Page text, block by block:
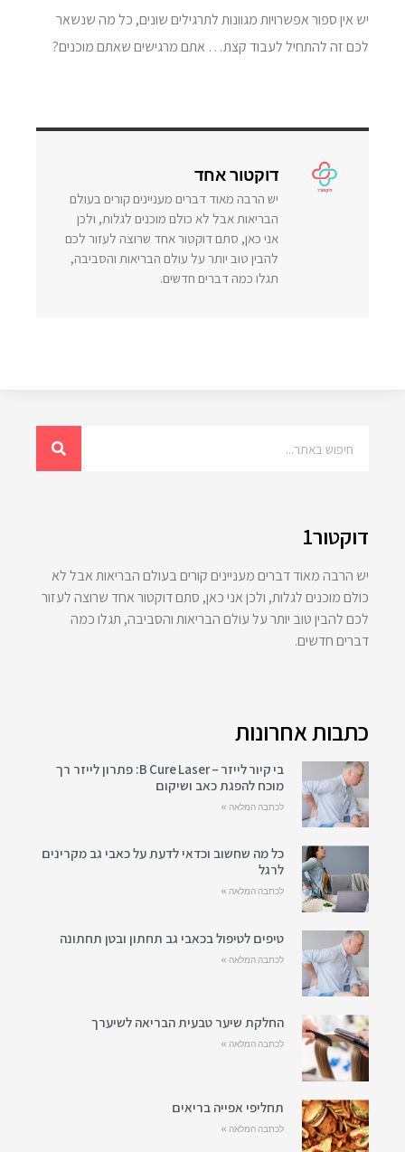
יש אין ספור אפשרויות מגוונות לתרגילים שונים, כל מה שנשאר
לכם זה להתחיל לעבוד קצת… אתם מרגישים שאתם מוכנים?
דוקטור אחד
יש הרבה מאוד דברים מעניינים קורים בעולם
הבריאות אבל לא כולם מוכנים לגלות, ולכן
אני כאן, סתם דוקטור אחד שרוצה לעזור לכם
להבין טוב יותר על עולם הבריאות והסביבה,
תגלו כמה דברים חדשים.
דוקטור1
יש הרבה מאוד דברים מעניינים קורים בעולם הבריאות אבל לא
כולם מוכנים לגלות, ולכן אני כאן, סתם דוקטור אחד שרוצה לעזור
לכם להבין טוב יותר על עולם הבריאות והסביבה, תגלו כמה
דברים חדשים.
כתבות אחרונות
בי קיור לייזר – B Cure Laser: פתרון לייזר רך
מוכח להפגת כאב ושיקום
לכתבה המלאה »
כל מה שחשוב וכדאי לדעת על כאבי גב מקרינים
לרגל
לכתבה המלאה »
טיפים לטיפול בכאבי גב תחתון ובטן תחתונה
לכתבה המלאה »
החלקת שיער טבעית הבריאה לשיערך
לכתבה המלאה »
תחליפי אפייה בריאים
לכתבה המלאה »